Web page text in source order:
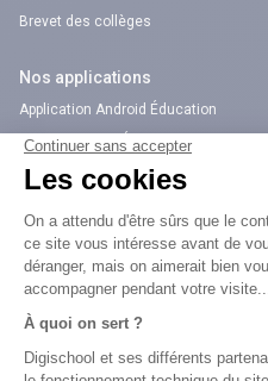
Brevet des collèges
Nos applications
Application Android Éducation
Application iOS Éducation
digiSchool Orientation
Orientation
Diplômes
Formations
Métiers
Écoles